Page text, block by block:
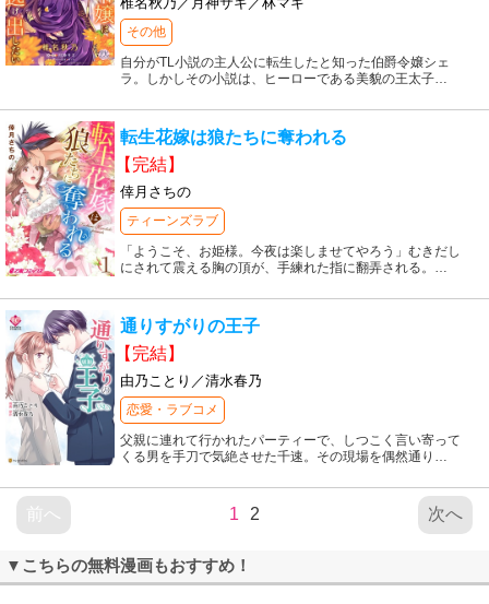
その他
自分がTL小説の主人公に転生したと知った伯爵令嬢シェ
ラ。しかしその小説は、ヒーローである美貌の王太子…
転生花嫁は狼たちに奪われる
【完結】
倖月さちの
ティーンズラブ
「ようこそ、お姫様。今夜は楽しませてやろう」むきだし
にされて震える胸の頂が、手練れた指に翻弄される。 …
通りすがりの王子
【完結】
由乃ことり／清水春乃
恋愛・ラブコメ
父親に連れて行かれたパーティーで、しつこく言い寄って
くる男を手刀で気絶させた千速。その現場を偶然通り …
前へ 1 2 次へ
▼こちらの無料漫画もおすすめ！